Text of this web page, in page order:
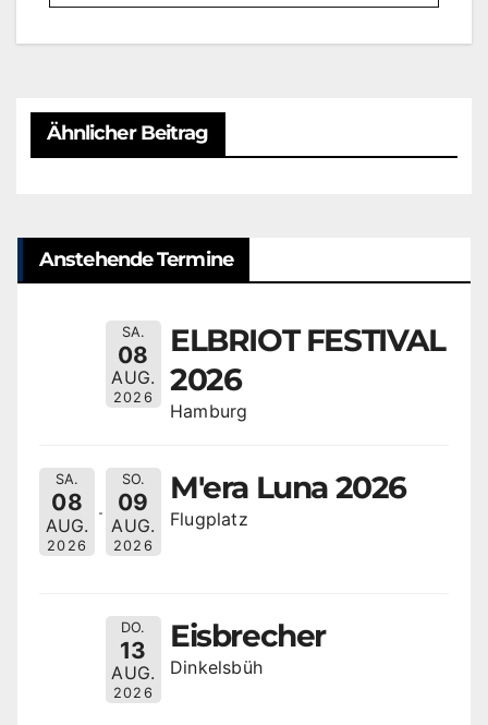
Ähnlicher Beitrag
Anstehende Termine
SA.
08
AUG.
2026
ELBRIOT FESTIVAL
2026
Hamburg
SA.
08
AUG.
2026
SO.
09
AUG.
2026
M'era Luna 2026
Flugplatz
DO.
13
AUG.
2026
Eisbrecher
Dinkelsbüh